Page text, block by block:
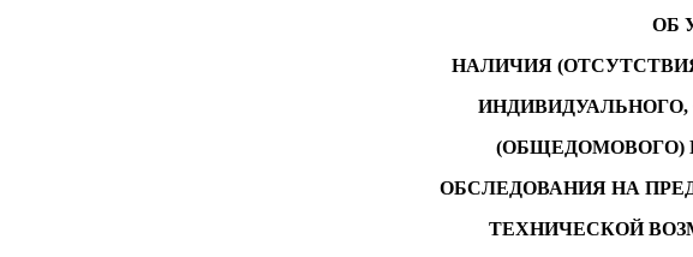
ОБ
НАЛИЧИЯ
(ОБЩЕДОМОВОГО)
ОБСЛЕДОВАНИЯ НА
ТЕХНИЧЕСКОЙ